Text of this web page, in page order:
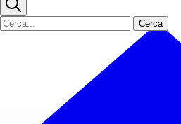
Cerca